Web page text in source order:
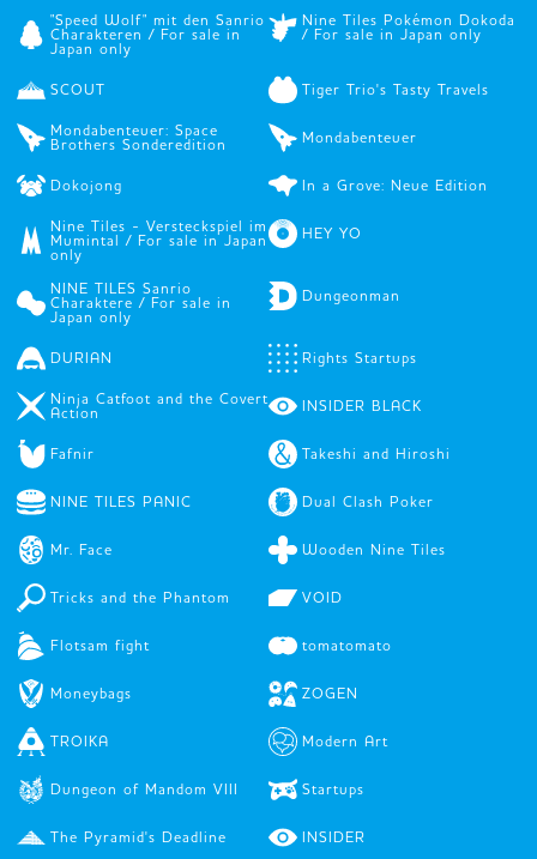
"Speed Wolf" mit den Sanrio
Charakteren / For sale in
Japan only
Nine Tiles Pokémon Dokoda
/ For sale in Japan only
SCOUT Tiger Trio's Tasty Travels
Mondabenteuer: Space
Brothers Sonderedition
Mondabenteuer
Dokojong In a Grove: Neue Edition
Nine Tiles - Versteckspiel im
Mumintal / For sale in Japan
only
HEY YO
NINE TILES Sanrio
Charaktere / For sale in
Japan only
Dungeonman
DURIAN Rights Startups
Ninja Catfoot and the Covert
Action
INSIDER BLACK
Fafnir Takeshi and Hiroshi
NINE TILES PANIC Dual Clash Poker
Mr. Face Wooden Nine Tiles
Tricks and the Phantom VOID
Flotsam fight tomatomato
Moneybags ZOGEN
TROIKA Modern Art
Dungeon of Mandom VIII Startups
The Pyramid's Deadline INSIDER